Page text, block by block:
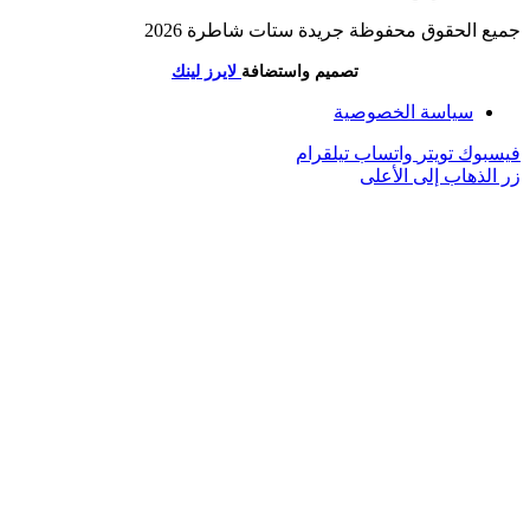
جميع الحقوق محفوظة جريدة ستات شاطرة 2026
تصميم واستضافة لايرز لينك
سياسة الخصوصية
فيسبوك تويتر واتساب تيلقرام
زر الذهاب إلى الأعلى